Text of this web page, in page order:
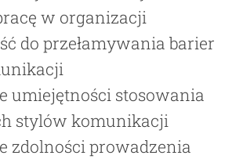
w organizacji
do przełamywania barier
umiejętności stosowania
stylów komunikacji
zdolności prowadzenia